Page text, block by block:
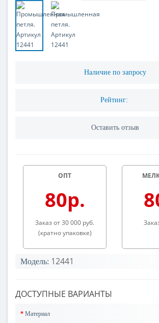
Наличие по запросу
Рейтинг:
Оставить отзыв
ОПТ
80р.
Заказ от 30 000 руб.
(кратно упаковке)
Модель: 12441
ДОСТУПНЫЕ ВАРИАНТЫ
Материал